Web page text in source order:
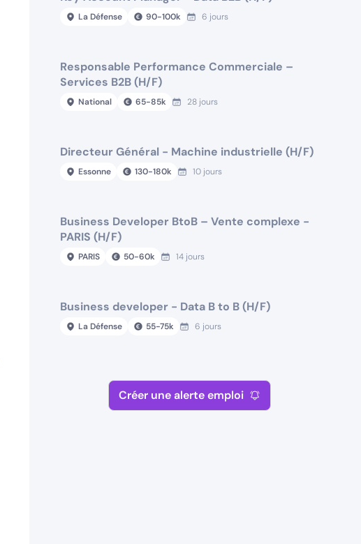
La Défense 90-100k 6 jours
Responsable Performance Commerciale –
Services B2B (H/F)
National 65-85k 28 jours
Directeur Général - Machine industrielle (H/F)
Essonne 130-180k 10 jours
Business Developer BtoB – Vente complexe -
PARIS (H/F)
PARIS 50-60k 14 jours
Business developer - Data B to B (H/F)
La Défense 55-75k 6 jours
Créer une alerte emploi